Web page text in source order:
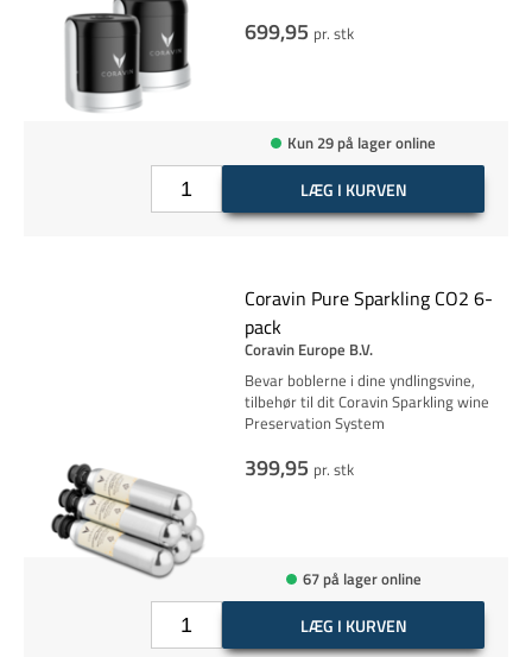
699,95 pr. stk
Kun 29 på lager online
LÆG I KURVEN
Coravin Pure Sparkling CO2 6-
pack
Coravin Europe B.V.
Bevar boblerne i dine yndlingsvine,
tilbehør til dit Coravin Sparkling wine
Preservation System
399,95 pr. stk
67 på lager online
LÆG I KURVEN